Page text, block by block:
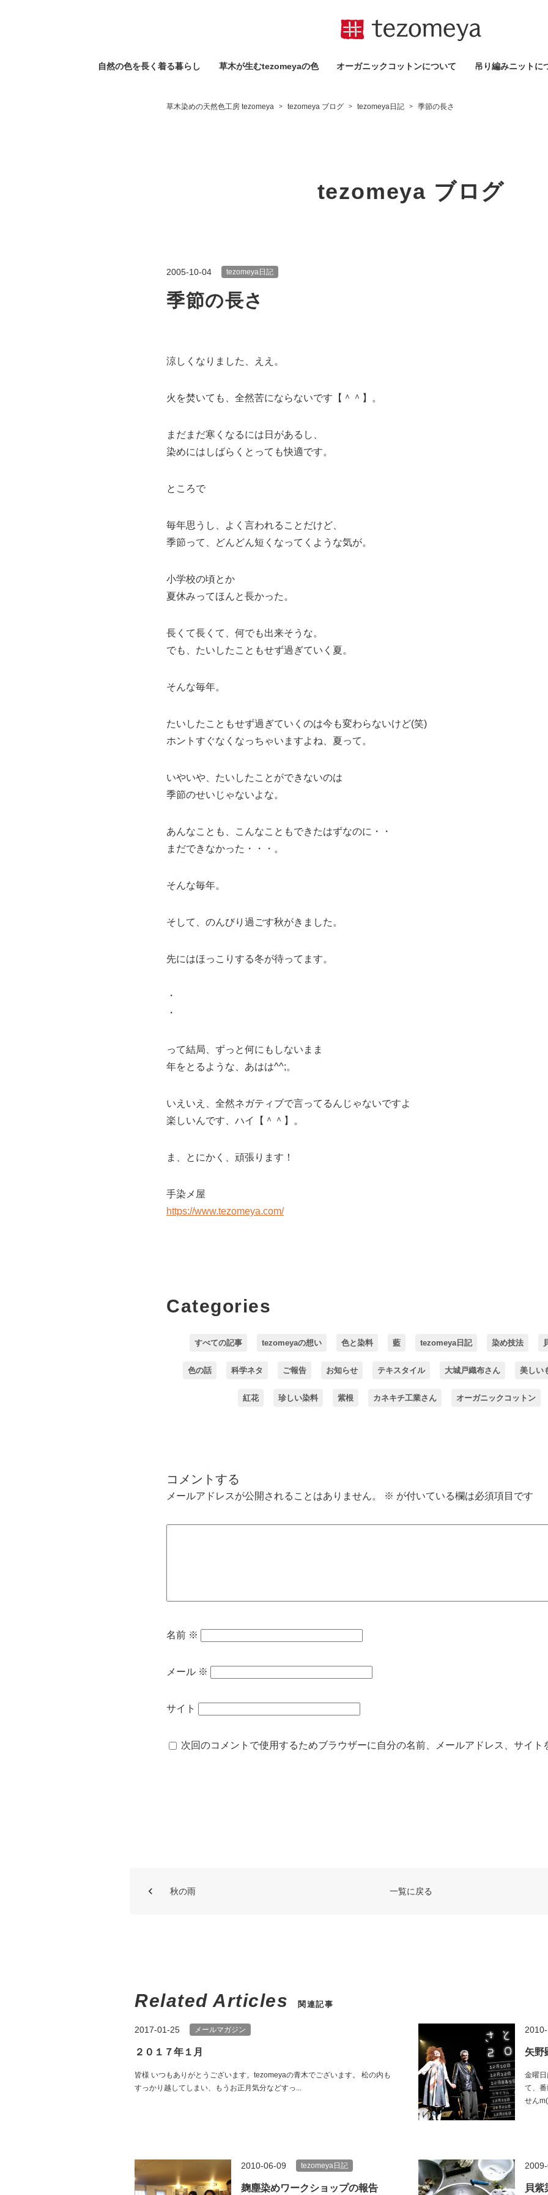
自然の⾊を⻑く着る暮らし 草木が生むtezomeyaの⾊ オーガニックコットンについて 吊り編みニットに
草木染めの天然色工房 tezomeya > tezomeya ブログ > tezomeya日記 > 季節の長さ
tezomeya ブログ
2005-10-04 tezomeya日記
季節の長さ
涼しくなりました、ええ。
火を焚いても、全然苦にならないです【＾＾】。
まだまだ寒くなるには日があるし、
染めにはしばらくとっても快適です。
ところで
毎年思うし、よく言われることだけど、
季節って、どんどん短くなってくような気が。
小学校の頃とか
夏休みってほんと長かった。
長くて長くて、何でも出来そうな。
でも、たいしたこともせず過ぎていく夏。
そんな毎年。
たいしたこともせず過ぎていくのは今も変わらないけど(笑)
ホントすぐなくなっちゃいますよね、夏って。
いやいや、たいしたことができないのは
季節のせいじゃないよな。
あんなことも、こんなこともできたはずなのに・・
まだできなかった・・・。
そんな毎年。
そして、のんびり過ごす秋がきました。
先にはほっこりする冬が待ってます。
・
・
って結局、ずっと何にもしないまま
年をとるような、あはは^^;。
いえいえ、全然ネガティブで言ってるんじゃないですよ
楽しいんです、ハイ【＾＾】。
ま、とにかく、頑張ります！
手染メ屋
https://www.tezomeya.com/
Categories
すべての記事 tezomeyaの想い 色と染料 藍 tezomeya日記 染め技法
色の話 科学ネタ ご報告 お知らせ テキスタイル 大城戸織布さん 美しい
紅花 珍しい染料 紫根 カネキチ工業さん オーガニックコットン
コメントする
メールアドレスが公開されることはありません。 ※ が付いている欄は必須項目です
名前 ※
メール ※
サイト
次回のコメントで使用するためブラウザーに自分の名前、メールアドレス、サイト
秋の雨 一覧に戻る
Related Articles 関連記事
2017-01-25 メールマガジン
２０１７年１月
皆様 いつもありがとうございます。tezomeyaの青木でございます。 松の内も
すっかり越してしまい、もうお正月気分などすっ...
矢野
金曜
て、
せん
2010-06-09 tezomeya日記
麹塵染めワークショップの報告 貝紫